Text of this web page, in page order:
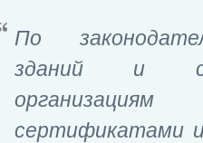
По
зданий и
сертификатами